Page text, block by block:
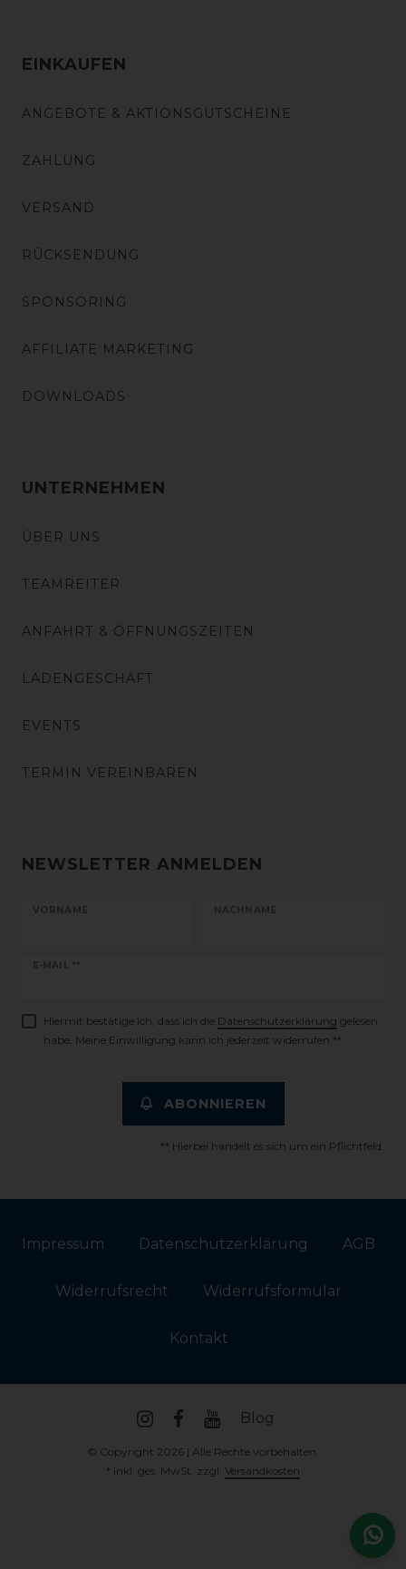
EINKAUFEN
ANGEBOTE & AKTIONSGUTSCHEINE
ZAHLUNG
VERSAND
RÜCKSENDUNG
SPONSORING
AFFILIATE MARKETING
DOWNLOADS
UNTERNEHMEN
ÜBER UNS
TEAMREITER
ANFAHRT & ÖFFNUNGSZEITEN
LADENGESCHÄFT
EVENTS
TERMIN VEREINBAREN
NEWSLETTER ANMELDEN
VORNAME NACHNAME
E-MAIL **
Newsletter
Hiermit bestätige ich, dass ich die Daten­schutz­erklärung gelesen
habe. Meine Einwilligung kann ich jederzeit widerrufen.**
ABONNIEREN
** Hierbei handelt es sich um ein Pflichtfeld.
Impressum Daten­schutz­erklärung AGB
Widerrufs­recht Widerrufs­formular
Kontakt
Blog
© Copyright 2026 | Alle Rechte vorbehalten.
* inkl. ges. MwSt. zzgl. Versandkosten